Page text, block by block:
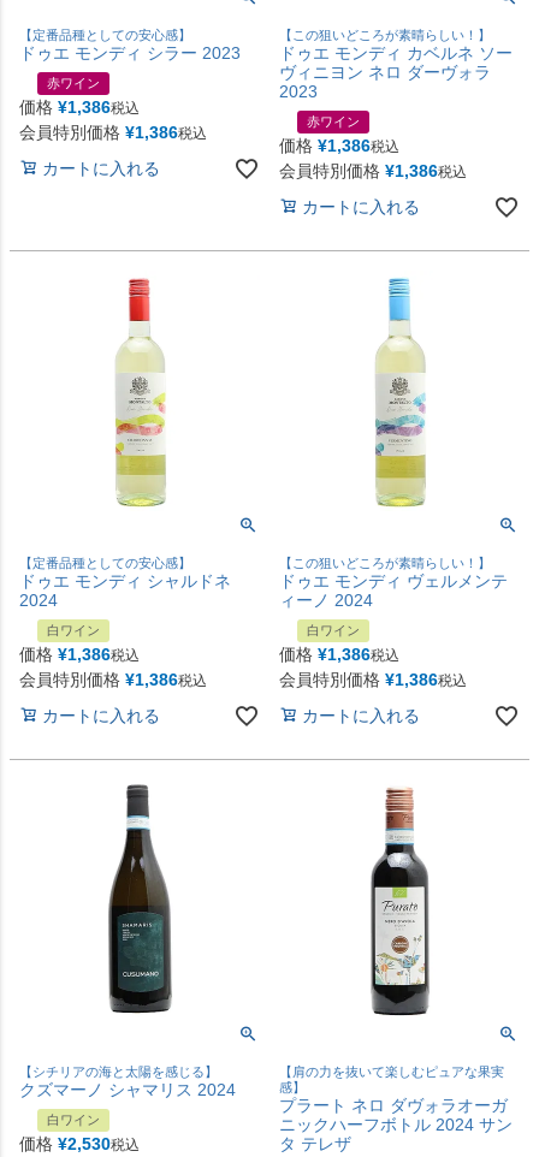
【定番品種としての安心感】
ドゥエ モンディ シラー 2023
赤ワイン
価格 ¥1,386税込
会員特別価格 ¥1,386税込
カートに入れる
【この狙いどころが素晴らしい！】
ドゥエ モンディ カベルネ ソー
ヴィニヨン ネロ ダーヴォラ
2023
赤ワイン
価格 ¥1,386税込
会員特別価格 ¥1,386税込
カートに入れる
【定番品種としての安心感】
ドゥエ モンディ シャルドネ
2024
白ワイン
価格 ¥1,386税込
会員特別価格 ¥1,386税込
カートに入れる
【この狙いどころが素晴らしい！】
ドゥエ モンディ ヴェルメンテ
ィーノ 2024
白ワイン
価格 ¥1,386税込
会員特別価格 ¥1,386税込
カートに入れる
【シチリアの海と太陽を感じる】
クズマーノ シャマリス 2024
白ワイン
価格 ¥2,530税込
【肩の力を抜いて楽しむピュアな果実
感】
プラート ネロ ダヴォラオーガ
ニックハーフボトル 2024 サン
タ テレザ